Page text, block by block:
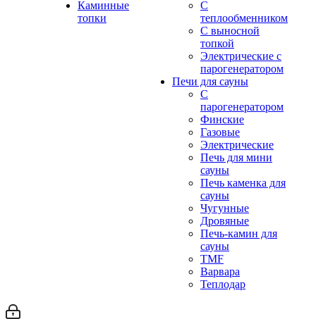
Каминные
топки
С
теплообменником
С выносной
топкой
Электрические с
парогенератором
Печи для сауны
С
парогенератором
Финские
Газовые
Электрические
Печь для мини
сауны
Печь каменка для
сауны
Чугунные
Дровяные
Печь-камин для
сауны
TMF
Варвара
Теплодар